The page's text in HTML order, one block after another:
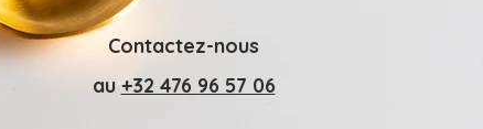
Contactez-nous
au +32 476 96 57 06